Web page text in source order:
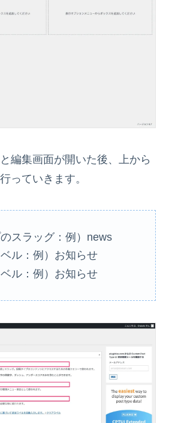
編集画面が開いた後、上から
っていきます。
スラッグ：例）news
ル：例）お知らせ
ル：例）お知らせ